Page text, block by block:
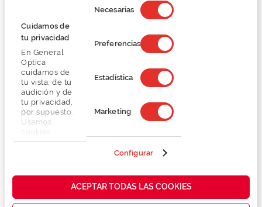
Cuidamos de
tu privacidad
En General
Optica
cuidamos de
tu vista, de tu
audición y de
tu privacidad,
por supuesto.
Usamos
propias y de
cómo mejorar
servicios y
de
consentimiento
Necesarias
Preferencias
Estadística
Marketing
Configurar
ACEPTAR TODAS LAS COOKIES
O preço inclui apenas a armação
70,79 €